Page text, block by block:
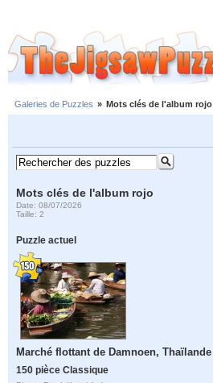
Galeries de Puzzles » Mots clés de l'album rojo
Mots clés de l'album rojo
Date: 08/07/2026
Taille: 2
Puzzle actuel
Marché flottant de Damnoen, Thaïlande
150 pièce Classique